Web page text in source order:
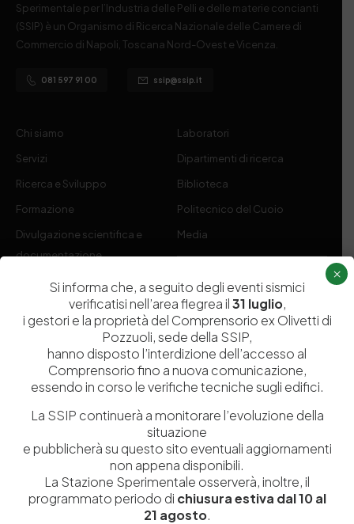
Sperimentale per l’Industria delle Pelli e delle materie concianti
(SSIP) è un Organismo di Ricerca Nazionale delle Camere di
Commercio di Napoli, Toscana Nord-Ovest e Vicenza.
081 597 91 00 ssip@ssip.it
Chi siamo
Servizi
Ricerca e Sviluppo
Formazione
Divulgazione scientifica e
documentazione
Contribuenti
Laboratori
Dipartimenti di ricerca
Biblioteca
Politecnico del Cuoio
Media
Amministrazione Trasparente
Codice fiscale e Partita Iva07936981211
Iscrizione REA
NA 920756
Codice di iscrizione all’Anagrafe Nazionale delle Ricerche del
MIUR 000290_EIRI
Euro9.690.240,00
stazionesperimentaleindustriapelli@legalmail.it
Sede legaleVia Campi Flegrei, 34 – 80078 Pozzuoli (NA) – Tel. +39
Si informa che, a seguito degli eventi sismici
verificatisi nell’area flegrea il31 luglio,
i gestori e la proprietà del Comprensorio ex Olivetti di
Pozzuoli, sede della SSIP,
hanno disposto l’interdizione dell’accesso al
Comprensorio fino a nuova comunicazione,
essendo in corso le verifiche tecniche sugli edifici.
La SSIP continuerà a monitorare l’evoluzione della
situazione
e pubblicherà su questo sito eventuali aggiornamenti
non appena disponibili.
La Stazione Sperimentale osserverà, inoltre, il
programmato periodo di chiusura estiva dal 10 al
21 agosto.
×